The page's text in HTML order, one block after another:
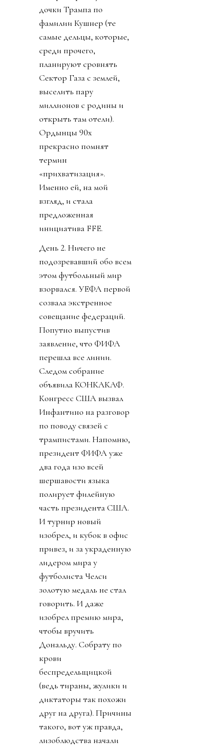
дочки Трампа по
фамилии Кушнер (те
самые дельцы, которые,
среди прочего,
планируют сровнять
Сектор Газа с землей,
выселить пару
миллионов с родины и
открыть там отели).
Ордынцы 90х
прекрасно помнят
термин
«прихватизация».
Именно ей, на мой
взгляд, и стала
предложенная
инициатива FFE.
День 2. Ничего не
подозревавший обо всем
этом футбольный мир
взорвался. УЕФА первой
созвала экстренное
совещание федераций.
Попутно выпустив
заявление, что ФИФА
перешла все линии.
Следом собрание
объявила КОНКАКАФ.
Конгресс США вызвал
Инфантино на разговор
по поводу связей с
трампистами. Напомню,
президент ФИФА уже
два года изо всей
шершавости языка
полирует филейную
часть президента США.
И турнир новый
изобрел, и кубок в офис
привез, и за украденную
лидером мира у
футболиста Челси
золотую медаль не стал
говорить. И даже
изобрел премию мира,
чтобы вручить
Дональду. Собрату по
крови
беспредельщицкой
(ведь тираны, жулики и
диктаторы так похожи
друг на друга). Причины
такого, вот уж правда,
лизоблюдства начали